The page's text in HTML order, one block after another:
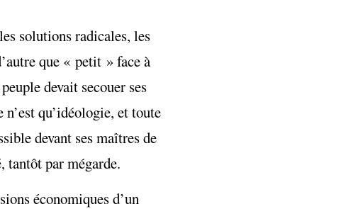
solutions radicales, les
que « petit » face à
devait secouer ses
qu’idéologie, et toute
devant ses maîtres de
tantôt par mégarde.
économiques d’un